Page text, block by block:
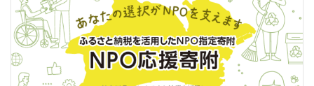
ログインしたままにする
パスワードを忘れましたか？